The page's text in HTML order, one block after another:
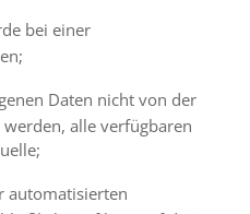
bei einer
Daten nicht von der
alle verfügbaren
automatisierten